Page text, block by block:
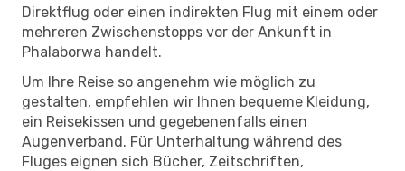
Direktflug oder einen indirekten Flug mit einem oder
mehreren Zwischenstopps vor der Ankunft in
Phalaborwa handelt.
Um Ihre Reise so angenehm wie möglich zu
gestalten, empfehlen wir Ihnen bequeme Kleidung,
ein Reisekissen und gegebenenfalls einen
Augenverband. Für Unterhaltung während des
Fluges eignen sich Bücher, Zeitschriften,